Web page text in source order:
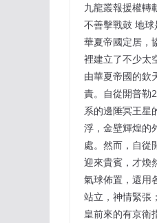
九龍叢報援權
不善擊戰鼓 地
華夏帝國定居，
裡建立了不少太
由華夏帝國的欽
責。自從開普勒
系的邊陲冥王星
浮，金壁輝煌的
處。然而，自從
迎來貴賓，才煥
氣球佈置，還用
站立，神情緊張
皇前來的有京衛